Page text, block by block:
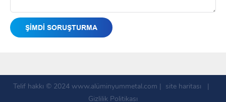
ŞIMDI SORUŞTURMA
Telif hakkı © 2024 www.alüminyummetal.com | site haritası
|
Gizlilik Politikası